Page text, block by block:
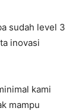
sudah level 3
inovasi
kami
mampu